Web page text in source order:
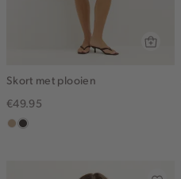
Skort met plooien
€49.95
zandchoco